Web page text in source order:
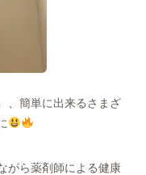
、簡単に出来るさまざ
がら薬剤師による健康